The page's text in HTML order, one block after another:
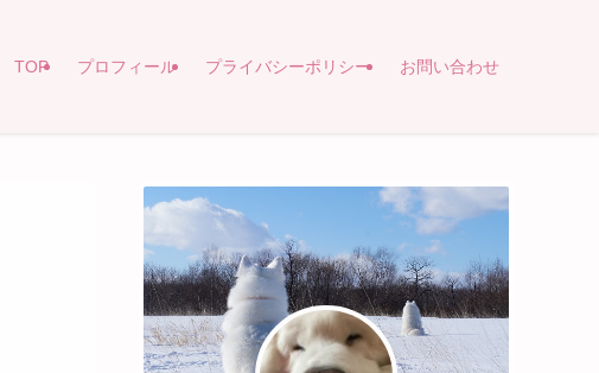
TOP プロフィール プライバシーポリシー お問い合わせ